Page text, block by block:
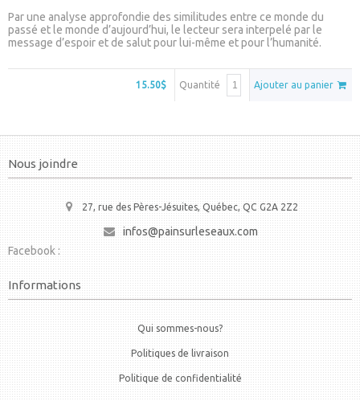
Par une analyse approfondie des similitudes entre ce monde du
passé et le monde d’aujourd’hui, le lecteur sera interpelé par le
message d’espoir et de salut pour lui-même et pour l’humanité.
Ajouter au panier
Quantité
15.50$
Nous joindre
27, rue des Pères-Jésuites, Québec, QC G2A 2Z2
infos@painsurleseaux.com
Facebook :
Informations
Qui sommes-nous?
Politiques de livraison
Politique de confidentialité